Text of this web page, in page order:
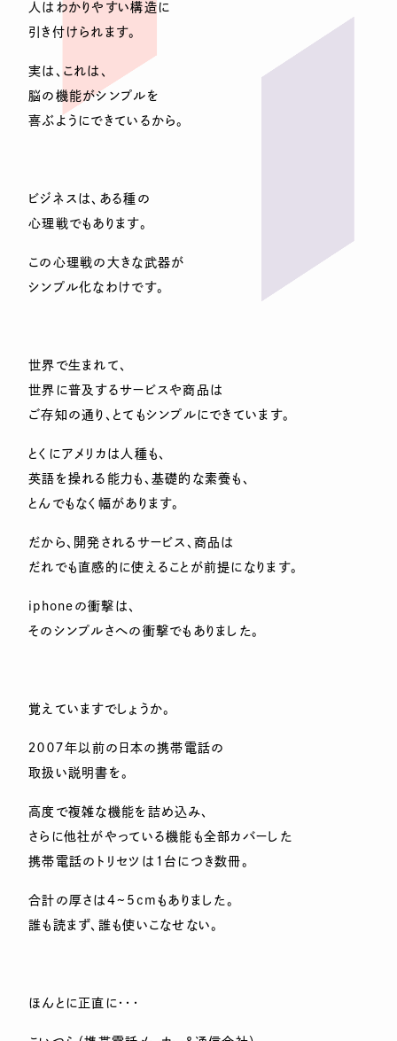
人はわかりやすい構造に
引き付けられます。
実は、これは、
脳の機能がシンプルを
喜ぶようにできているから。
ビジネスは、ある種の
心理戦でもあります。
この心理戦の大きな武器が
シンプル化なわけです。
世界で生まれて、
世界に普及するサービスや商品は
ご存知の通り、とてもシンプルにできています。
とくにアメリカは人種も、
英語を操れる能力も、基礎的な素養も、
とんでもなく幅があります。
だから、開発されるサービス、商品は
だれでも直感的に使えることが前提になります。
iphoneの衝撃は、
そのシンプルさへの衝撃でもありました。
覚えていますでしょうか。
２００７年以前の日本の携帯電話の
取扱い説明書を。
高度で複雑な機能を詰め込み、
さらに他社がやっている機能も全部カバーした
携帯電話のトリセツは１台につき数冊。
合計の厚さは4~5cmもありました。
誰も読まず、誰も使いこなせない。
ほんとに正直に・・・